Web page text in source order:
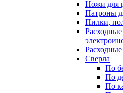
Ножи для
Патроны
Пилки,
Сверла
По
По
По